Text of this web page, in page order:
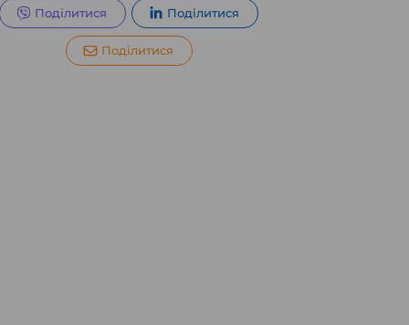
Поділитися Поділитися
Поділитися